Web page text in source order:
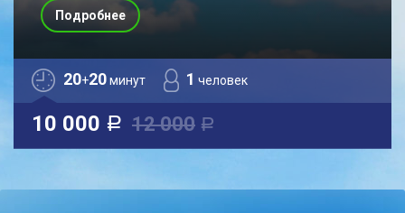
20+20минут 1 человек
10 000 a 12 000 a
Подробнее